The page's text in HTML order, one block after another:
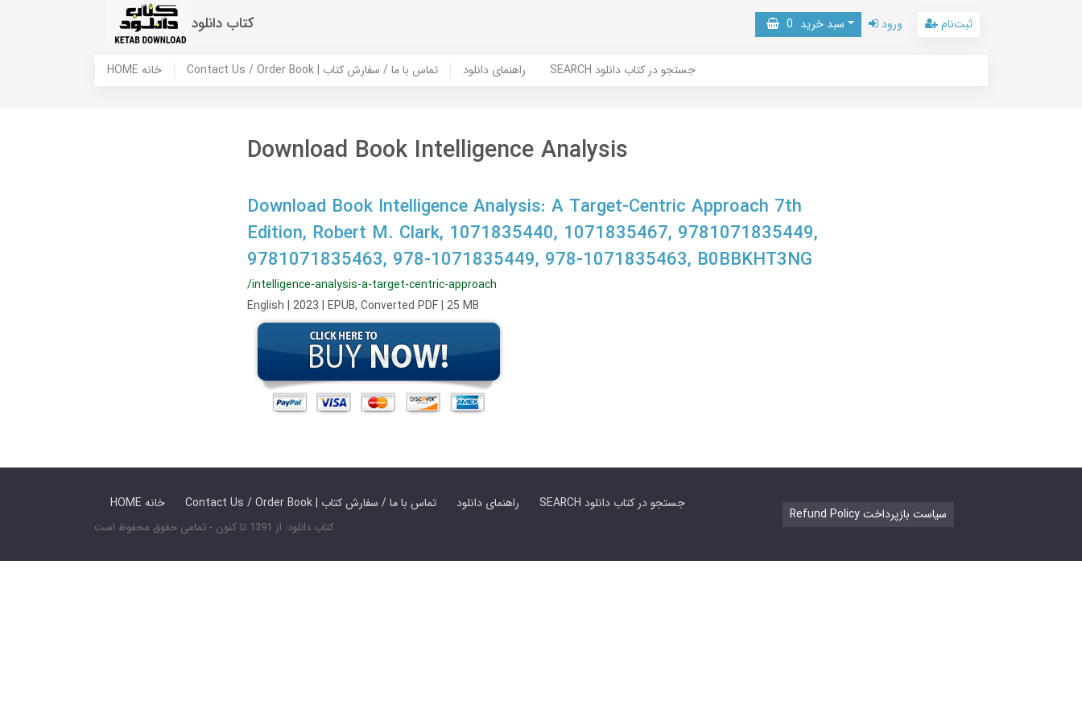
کتاب دانلود سبد خرید 0 ورود ثبت‌نام
HOME خانه Contact Us / Order Book | تماس با ما / سفارش کتاب راهنمای دانلود SEARCH جستجو در کتاب دانلود
Download Book Intelligence Analysis
Download Book Intelligence Analysis: A Target-Centric Approach 7th
Edition, Robert M. Clark, 1071835440, 1071835467, 9781071835449,
9781071835463, 978-1071835449, 978-1071835463, B0BBKHT3NG
/intelligence-analysis-a-target-centric-approach
English | 2023 | EPUB, Converted PDF | 25 MB
HOME خانه Contact Us / Order Book | تماس با ما / سفارش کتاب راهنمای دانلود SEARCH جستجو در کتاب دانلود
کتاب دانلود: از 1391 تا کنون - تمامی حقوق محفوظ است
Refund Policy سیاست بازپرداخت